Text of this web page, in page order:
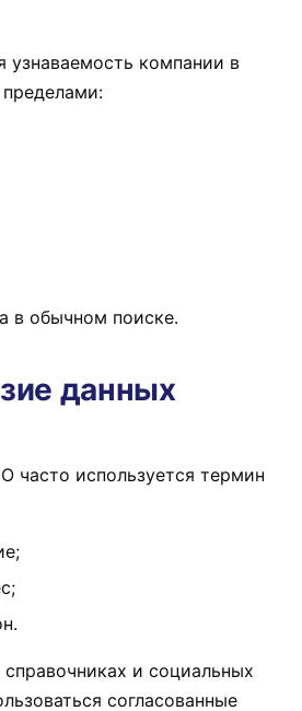
узнаваемость компании в
пределами:
в обычном поиске.
данных
часто используется термин
справочниках и социальных
согласованные